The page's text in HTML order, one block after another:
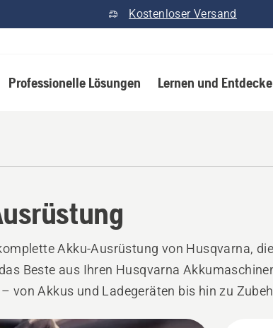
Kostenloser Versand
Professionelle Lösungen Lernen und
Akku-Ausrüstung von Husqvarna,
Beste aus Ihren Husqvarna
von Akkus und Ladegeräten bis hin zu